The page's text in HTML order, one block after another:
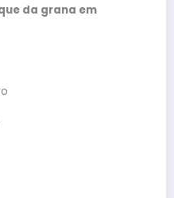
da grana em